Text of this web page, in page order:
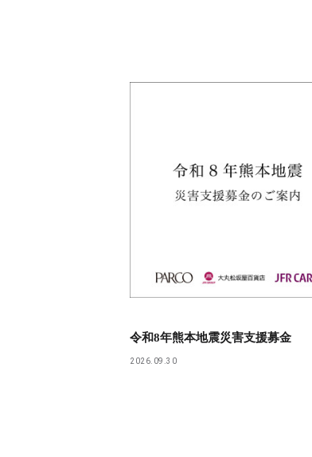
令和8年熊本地震災害支援募金
2026.09.30